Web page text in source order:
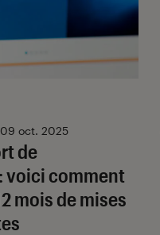
de
voici comment
mois de mises
09 oct. 2025